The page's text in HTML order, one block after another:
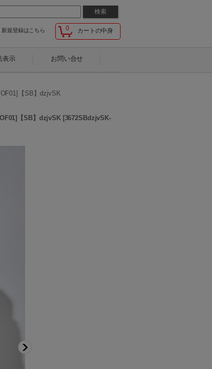
0 カートの中身
新規登録はこちら
表示 お問い合せ
【SB】dzjvSK
【SB】dzjvSK [3672SBdzjvSK-